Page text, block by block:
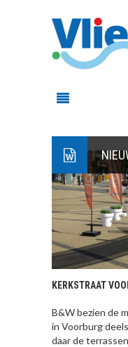
KERKSTRAAT
B&W bezien de
in Voorburg
daar de